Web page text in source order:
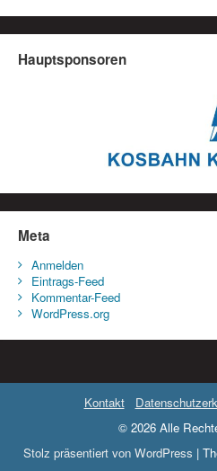
Hauptsponsoren
Meta
Anmelden
Eintrags-Feed
Kommentar-Feed
WordPress.org
Kontakt
© 2026 Alle
Stolz präsentiert von WordPress |